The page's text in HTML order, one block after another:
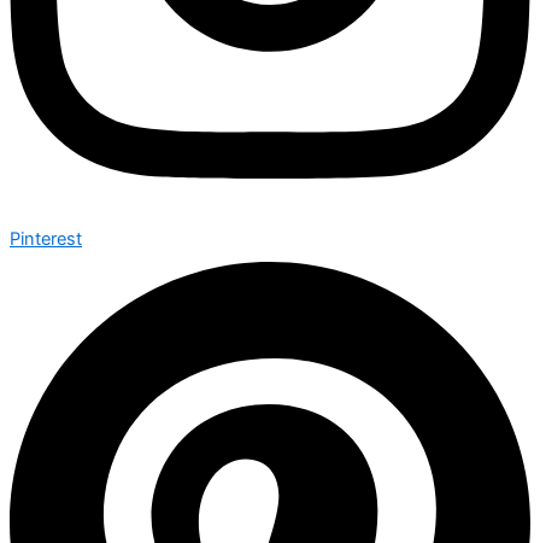
Pinterest